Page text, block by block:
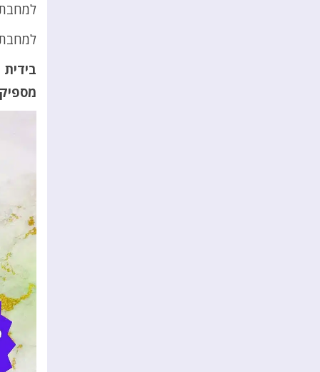
למחבת 2 שכבות ציפוי נון סטיק, המאפים לא
למחבת